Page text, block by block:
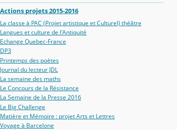
Actions projets 2015-2016
La classe à PAC (Projet artistique et Culturel) théâtre
Langues et culture de l'Antiquité
Echange Quebec-France
DP3
Printemps des poètes
Journal du lecteur JDL
La semaine des maths
Le Concours de la Résistance
La Semaine de la Presse 2016
Le Big Challenge
Matière et Mémoire : projet Arts et Lettres
Voyage à Barcelone